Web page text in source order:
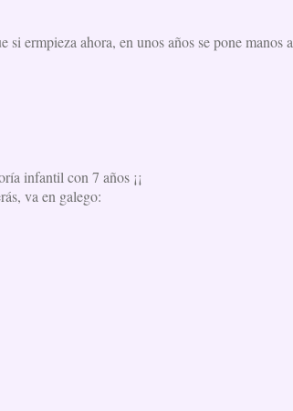
ermpieza ahora, en unos años se pone manos a
infantil con 7 años ¡¡
va en galego: